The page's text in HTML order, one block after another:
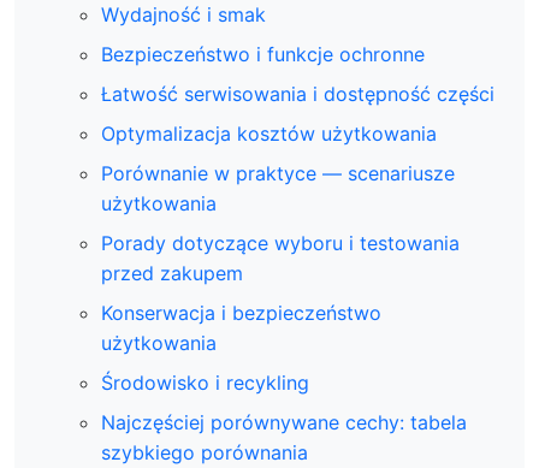
Wydajność i smak
Bezpieczeństwo i funkcje ochronne
Łatwość serwisowania i dostępność części
Optymalizacja kosztów użytkowania
Porównanie w praktyce — scenariusze
użytkowania
Porady dotyczące wyboru i testowania
przed zakupem
Konserwacja i bezpieczeństwo
użytkowania
Środowisko i recykling
Najczęściej porównywane cechy: tabela
szybkiego porównania